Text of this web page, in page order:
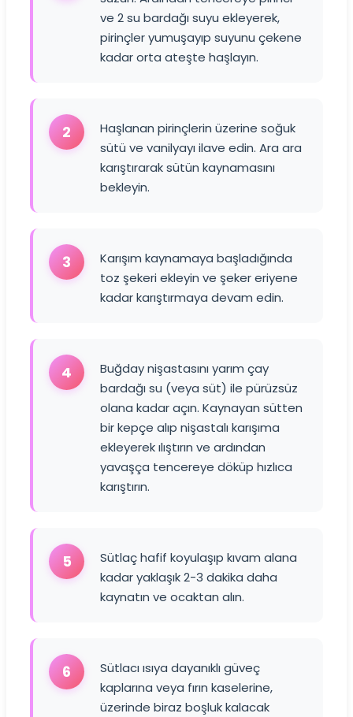
ve 2 su bardağı suyu ekleyerek,
pirinçler yumuşayıp suyunu çekene
kadar orta ateşte haşlayın.
2
Haşlanan pirinçlerin üzerine soğuk
sütü ve vanilyayı ilave edin. Ara ara
karıştırarak sütün kaynamasını
bekleyin.
3
Karışım kaynamaya başladığında
toz şekeri ekleyin ve şeker eriyene
kadar karıştırmaya devam edin.
4
Buğday nişastasını yarım çay
bardağı su (veya süt) ile pürüzsüz
olana kadar açın. Kaynayan sütten
bir kepçe alıp nişastalı karışıma
ekleyerek ılıştırın ve ardından
yavaşça tencereye döküp hızlıca
karıştırın.
5
Sütlaç hafif koyulaşıp kıvam alana
kadar yaklaşık 2-3 dakika daha
kaynatın ve ocaktan alın.
6
Sütlacı ısıya dayanıklı güveç
kaplarına veya fırın kaselerine,
üzerinde biraz boşluk kalacak